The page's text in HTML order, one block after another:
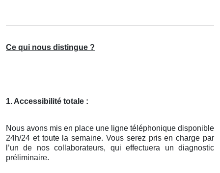
Ce qui nous distingue ?
1. Accessibilité totale :
Nous avons mis en place une ligne téléphonique disponible
24h/24 et toute la semaine. Vous serez pris en charge par
l’un de nos collaborateurs, qui effectuera un diagnostic
préliminaire.